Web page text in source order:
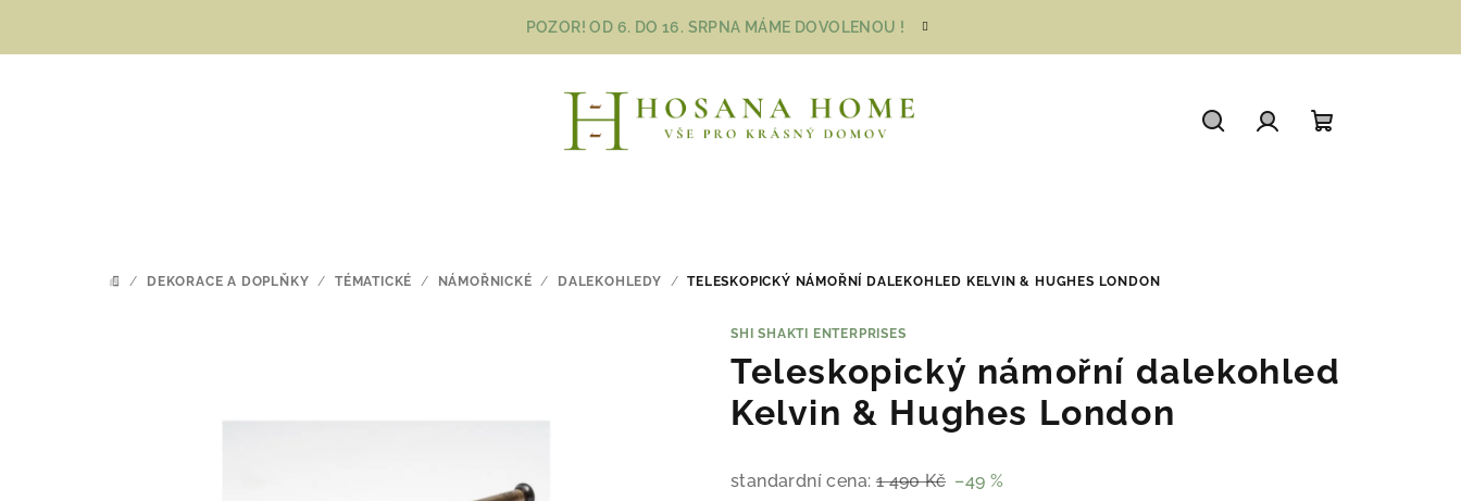
POZOR! OD 6. DO 16. SRPNA MÁME DOVOLENOU !
DOMŮ
/ DEKORACE A DOPLŇKY / TÉMATICKÉ / NÁMOŘNICKÉ / DALEKOHLEDY / TELESKOPICKÝ NÁMOŘNÍ DALEKOHLED KELVIN & HUGHES LONDON
SHI SHAKTI ENTERPRISES
Teleskopický námořní dalekohled
Kelvin & Hughes London
standardní cena: 1 490 Kč –49 %